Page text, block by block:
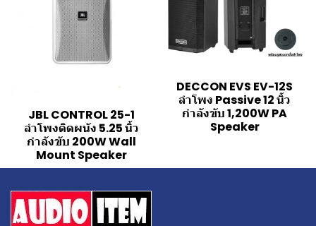
JBL CONTROL 25-1
ลำโพงติดผนัง 5.25 นิ้ว
กำลังขับ 200W Wall
Mount Speaker
DECCON EVS EV-12S
ลำโพง Passive 12 นิ้ว
กำลังขับ 1,200W PA
Speaker